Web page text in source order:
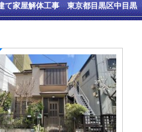
て家屋解体工事 東京都目黒区中目黒